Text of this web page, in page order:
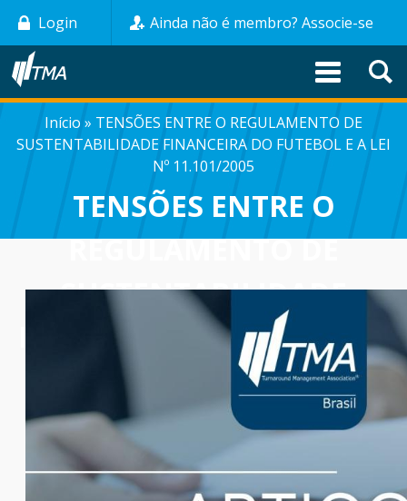
Pular
para
conteúdo
principal
Login Ainda não é membro? Associe-se
TRILHA
NAVEGAÇÃO
Início
TENSÕES ENTRE O REGULAMENTO DE
SUSTENTABILIDADE FINANCEIRA DO FUTEBOL E A LEI
Nº 11.101/2005
TENSÕES ENTRE O
REGULAMENTO DE
SUSTENTABILIDADE
FINANCEIRA DO FUTEBOL
E A LEI Nº 11.101/2005